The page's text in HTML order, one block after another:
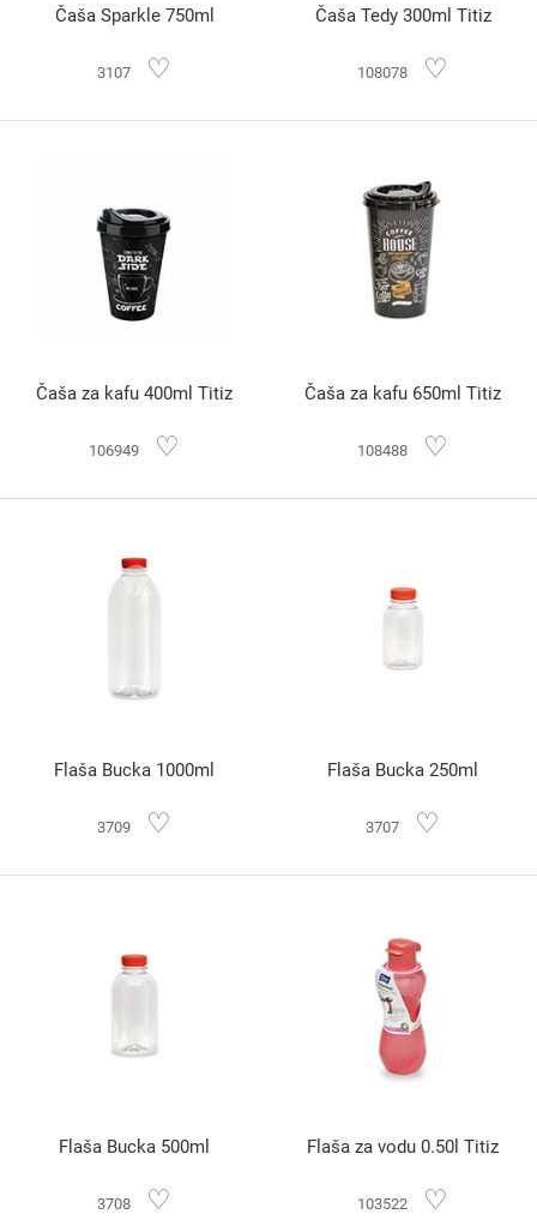
Čaša Sparkle 750ml
3107 ♡
Čaša Tedy 300ml Titiz
108078 ♡
Čaša za kafu 400ml Titiz
106949 ♡
Čaša za kafu 650ml Titiz
108488 ♡
Flaša Bucka 1000ml
3709 ♡
Flaša Bucka 250ml
3707 ♡
Flaša Bucka 500ml
3708 ♡
Flaša za vodu 0.50l Titiz
103522 ♡